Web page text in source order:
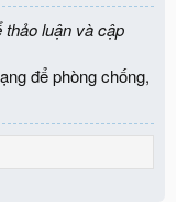
luận và cập
để phòng chống,